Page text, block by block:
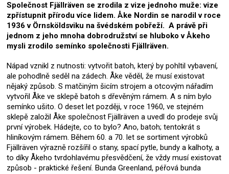
Společnost Fjällräven se zrodila z vize jednoho muže: vize
zpřístupnit přírodu více lidem. Åke Nordin se narodil v roce
1936 v Örnsköldsviku na švédském pobřeží. A právě při
jednom z jeho mnoha dobrodružství se hluboko v Åkeho
mysli zrodilo semínko společnosti Fjällräven.
Nápad vznikl z nutnosti: vytvořit batoh, který by pohltil vybavení,
ale pohodlně seděl na zádech. Åke věděl, že musí existovat
nějaký způsob. S matčiným šicím strojem a otcovým nářadím
vytvořil Åke ve sklepě batoh s dřevěným rámem. A s ním bylo
semínko ušito. O deset let později, v roce 1960, ve stejném
sklepě založil Åke společnost Fjällräven a uvedl do prodeje svůj
první výrobek. Hádejte, co to bylo? Ano, batoh; tentokrát s
hliníkovým rámem. Během 60. a 70. let se sortiment výrobků
Fjällräven výrazně rozšířil o stany, spací pytle, bundy a kalhoty, a
to díky Åkeho tvrdohlavému přesvědčení, že vždy musí existovat
způsob - praktické řešení. Bunda Greenland, péřová bunda